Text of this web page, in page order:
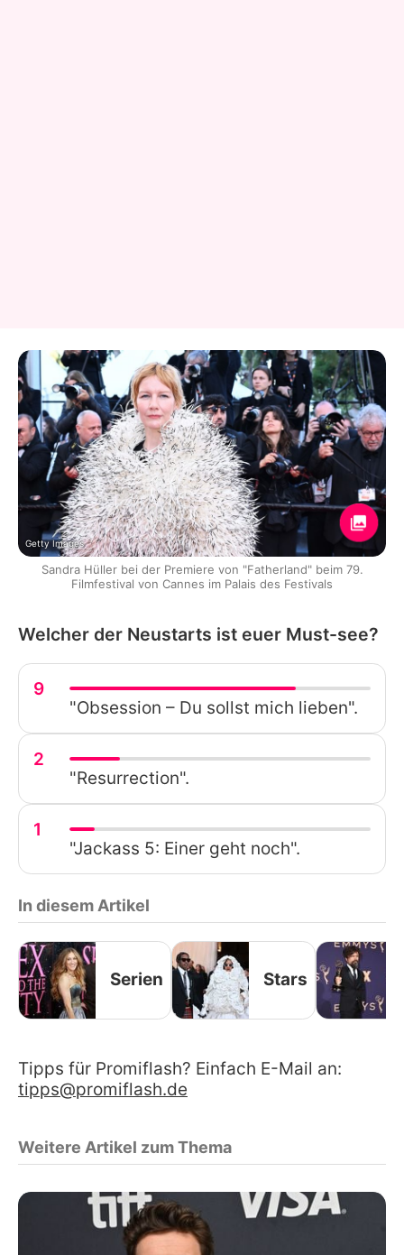
Getty Images
Sandra Hüller bei der Premiere von "Fatherland" beim 79.
Filmfestival von Cannes im Palais des Festivals
Welcher der Neustarts ist euer Must-see?
9
"Obsession – Du sollst mich lieben".
2
"Resurrection".
1
"Jackass 5: Einer geht noch".
In diesem Artikel
Serien Stars
Tipps für Promiflash? Einfach E-Mail an:
tipps@promiflash.de
Weitere Artikel zum Thema